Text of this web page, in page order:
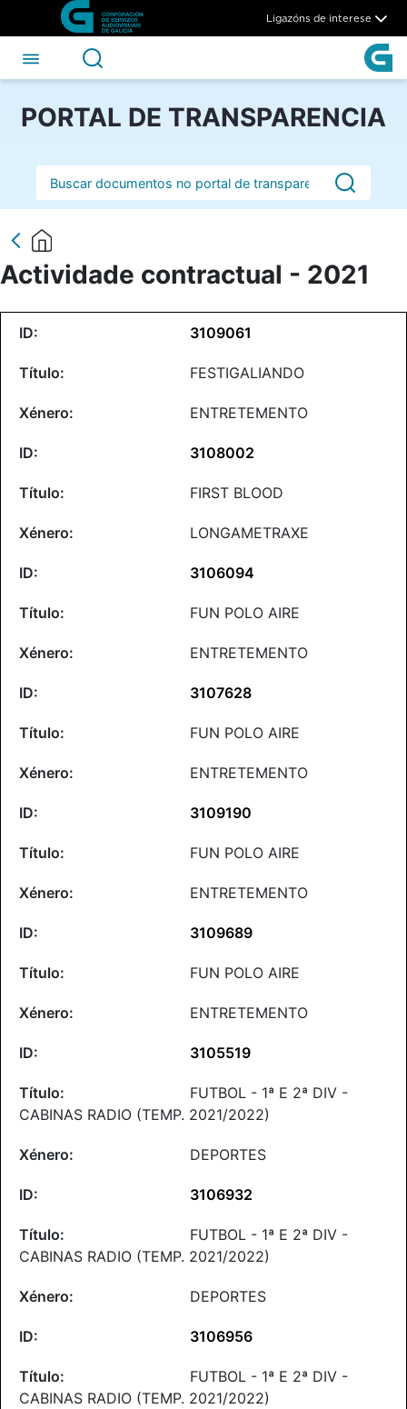
Skip to Main Content
Actividade contractual -
Ligazóns de interese
PORTAL DE TRANSPARENCIA
Barra de busca
Actividade contractual - 2021
3109061
FESTIGALIANDO
ENTRETEMENTO
3108002
FIRST BLOOD
LONGAMETRAXE
3106094
FUN POLO AIRE
ENTRETEMENTO
3107628
FUN POLO AIRE
ENTRETEMENTO
3109190
FUN POLO AIRE
ENTRETEMENTO
3109689
FUN POLO AIRE
ENTRETEMENTO
3105519
FUTBOL - 1ª E 2ª DIV -
CABINAS RADIO (TEMP. 2021/2022)
DEPORTES
3106932
FUTBOL - 1ª E 2ª DIV -
CABINAS RADIO (TEMP. 2021/2022)
DEPORTES
3106956
FUTBOL - 1ª E 2ª DIV -
CABINAS RADIO (TEMP. 2021/2022)